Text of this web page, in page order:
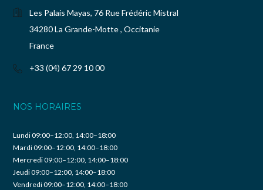
Les Palais Mayas, 76 Rue Frédéric Mistral
34280 La Grande-Motte , Occitanie
France
+33 (04) 67 29 10 00
NOS HORAIRES
Lundi 09:00–12:00, 14:00–18:00
Mardi 09:00–12:00, 14:00–18:00
Mercredi 09:00–12:00, 14:00–18:00
Jeudi 09:00–12:00, 14:00–18:00
Vendredi 09:00–12:00, 14:00–18:00